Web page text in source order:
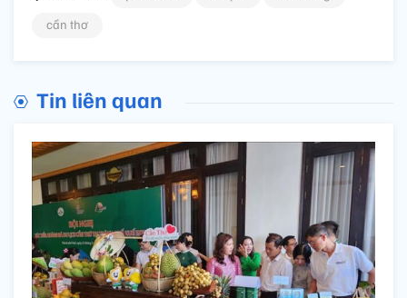
cần thơ
Tin liên quan